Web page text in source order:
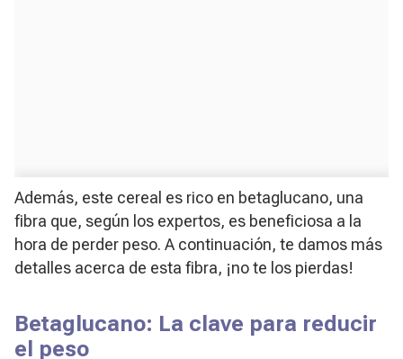
Además, este cereal es rico en betaglucano, una
fibra que, según los expertos, es beneficiosa a la
hora de perder peso. A continuación, te damos más
detalles acerca de esta fibra, ¡no te los pierdas!
Betaglucano: La clave para reducir
el peso